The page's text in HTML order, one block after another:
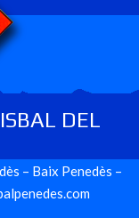
DEL
– Baix Penedès –